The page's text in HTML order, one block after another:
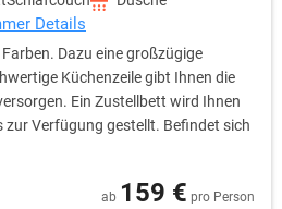
Details
Dazu eine großzügige
Küchenzeile gibt Ihnen die
Ein Zustellbett wird Ihnen
zur Verfügung gestellt. Befindet sich
ab 159 € pro Person